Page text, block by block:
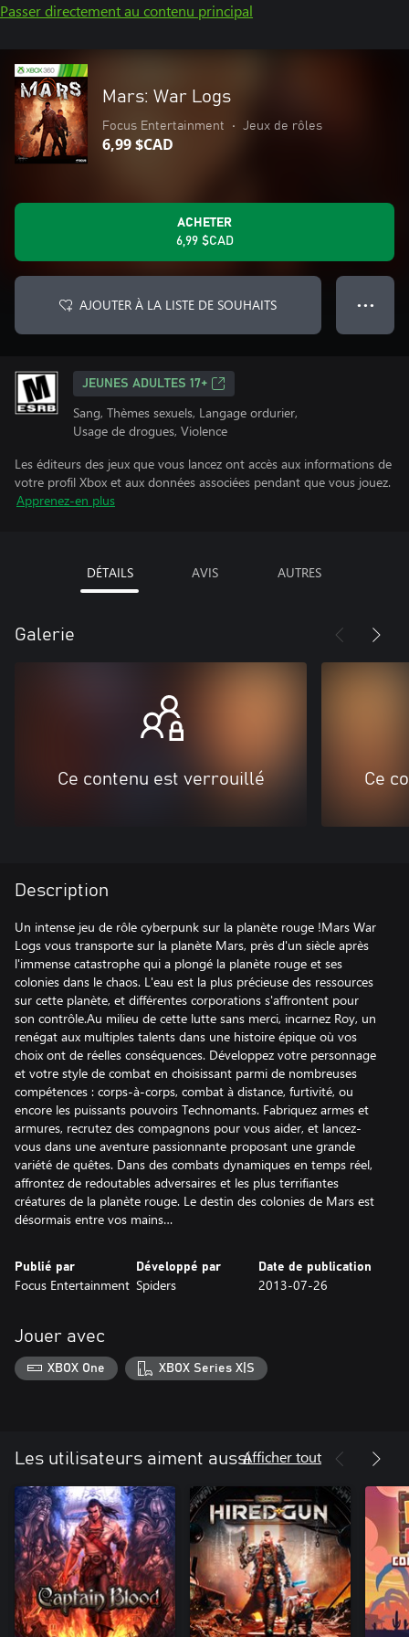
Passer directement au contenu principal
Mars: War Logs
Focus Entertainment • Jeux de rôles
6,99 $CAD
ACHETER
6,99 $CAD
AJOUTER À LA LISTE DE SOUHAITS ● ● ●
JEUNES ADULTES 17+
Sang, Thèmes sexuels, Langage ordurier,
Usage de drogues, Violence
Les éditeurs des jeux que vous lancez ont accès aux informations de
votre profil Xbox et aux données associées pendant que vous jouez.
Apprenez-en plus
DÉTAILS AVIS AUTRES
Galerie
Ce contenu est verrouillé Ce
Description
Un intense jeu de rôle cyberpunk sur la planète rouge !Mars War
Logs vous transporte sur la planète Mars, près d'un siècle après
l'immense catastrophe qui a plongé la planète rouge et ses
colonies dans le chaos. L'eau est la plus précieuse des ressources
sur cette planète, et différentes corporations s'affrontent pour
son contrôle.Au milieu de cette lutte sans merci, incarnez Roy, un
renégat aux multiples talents dans une histoire épique où vos
choix ont de réelles conséquences. Développez votre personnage
et votre style de combat en choisissant parmi de nombreuses
compétences : corps-à-corps, combat à distance, furtivité, ou
encore les puissants pouvoirs Technomants. Fabriquez armes et
armures, recrutez des compagnons pour vous aider, et lancez-
vous dans une aventure passionnante proposant une grande
variété de quêtes. Dans des combats dynamiques en temps réel,
affrontez de redoutables adversaires et les plus terrifiantes
créatures de la planète rouge. Le destin des colonies de Mars est
désormais entre vos mains…
Publié par
Focus Entertainment
Développé par
Spiders
Date de publication
2013-07-26
Jouer avec
XBOX One XBOX Series X|S
Les utilisateurs aiment aussiAfficher tout